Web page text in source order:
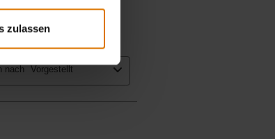
zulassen